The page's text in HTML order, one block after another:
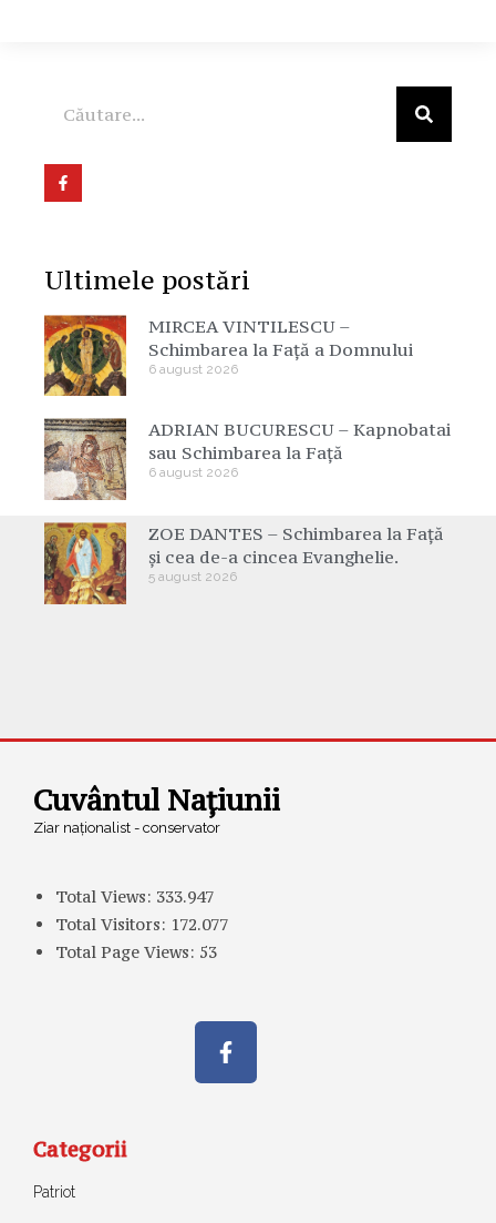
Ultimele postări
MIRCEA VINTILESCU –
Schimbarea la Față a Domnului
6 august 2026
ADRIAN BUCURESCU – Kapnobatai
sau Schimbarea la Față
6 august 2026
ZOE DANTES – Schimbarea la Față
și cea de-a cincea Evanghelie.
5 august 2026
Cuvântul Națiunii
Ziar naționalist - conservator
Total Views: 333.947
Total Visitors: 172.077
Total Page Views: 53
Categorii
Patriot